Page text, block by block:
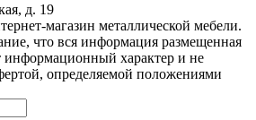
д. 19
магазин металлической мебели.
что вся информация размещенная
информационный характер и не
определяемой положениями